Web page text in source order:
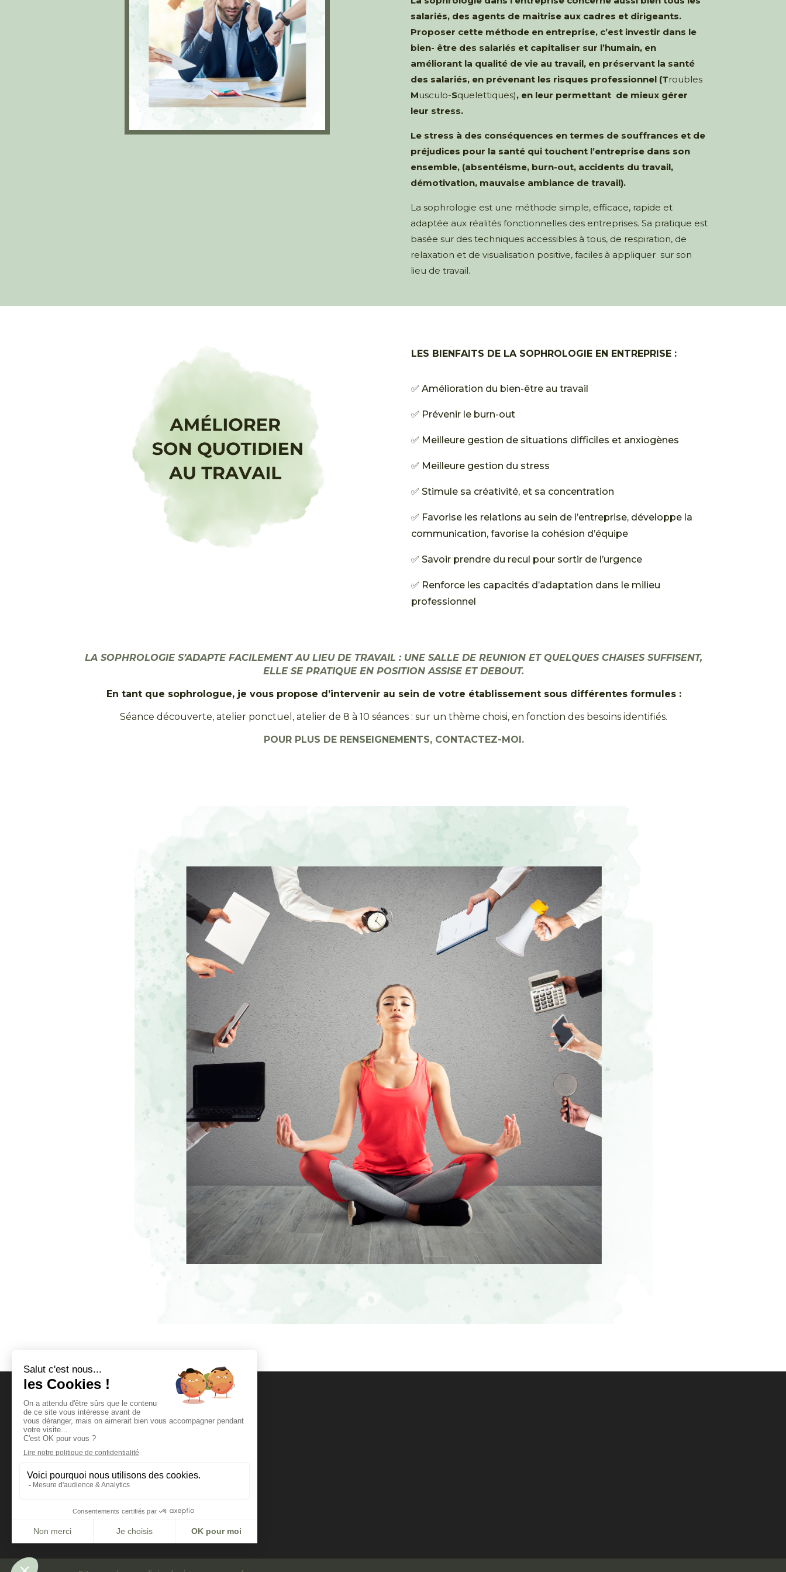
salariés, des agents de maitrise aux cadres et dirigeants.
Proposer cette méthode en entreprise, c’est investir dans le
bien- être des salariés et capitaliser sur l’humain, en
améliorant la qualité de vie au travail, en préservant la santé
des salariés, en prévenant les risques professionnel (Troubles
Musculo-Squelettiques), en leur permettant de mieux gérer
leur stress.
Le stress à des conséquences en termes de souffrances et de
préjudices pour la santé qui touchent l’entreprise dans son
ensemble, (absentéisme, burn-out, accidents du travail,
démotivation, mauvaise ambiance de travail).
La sophrologie est une méthode simple, efficace, rapide et
adaptée aux réalités fonctionnelles des entreprises. Sa pratique est
basée sur des techniques accessibles à tous, de respiration, de
relaxation et de visualisation positive, faciles à appliquer sur son
lieu de travail.
LES BIENFAITS DE LA SOPHROLOGIE EN ENTREPRISE :
✅ Amélioration du bien-être au travail
✅ Prévenir le burn-out
✅ Meilleure gestion de situations difficiles et anxiogènes
✅ Meilleure gestion du stress
✅ Stimule sa créativité, et sa concentration
✅ Favorise les relations au sein de l’entreprise, développe la
communication, favorise la cohésion d’équipe
✅ Savoir prendre du recul pour sortir de l’urgence
✅ Renforce les capacités d’adaptation dans le milieu
professionnel
LA SOPHROLOGIE S’ADAPTE FACILEMENT AU LIEU DE TRAVAIL : UNE SALLE DE REUNION ET QUELQUES CHAISES SUFFISENT,
ELLE SE PRATIQUE EN POSITION ASSISE ET DEBOUT.
En tant que sophrologue, je vous propose d’intervenir au sein de votre établissement sous différentes formules :
Séance découverte, atelier ponctuel, atelier de 8 à 10 séances : sur un thème choisi, en fonction des besoins identifiés.
POUR PLUS DE RENSEIGNEMENTS, CONTACTEZ-MOI.
Mentions légales &
Politiques de